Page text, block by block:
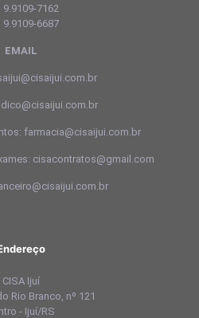
9.9109-7162
9.9109-6687
EMAIL
farmacia@cisaijui.com.br
cisacontratos@gmail.com
CISA Ijuí
Rio Branco, nº 121
- Ijuí/RS